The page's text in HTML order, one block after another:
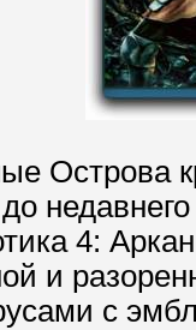
Острова
4:
и
с